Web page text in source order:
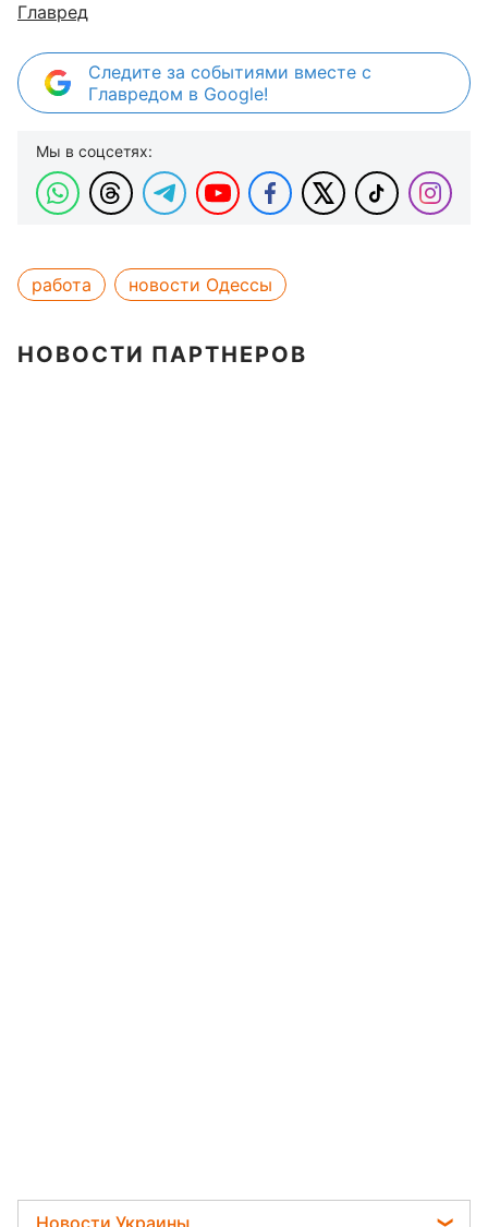
Главред
Следите за событиями вместе с
Главредом в Google!
Мы в соцсетях:
работа новости Одессы
НОВОСТИ ПАРТНЕРОВ
Новости Украины